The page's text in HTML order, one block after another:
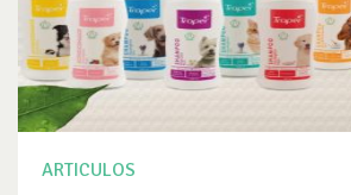
ARTICULOS